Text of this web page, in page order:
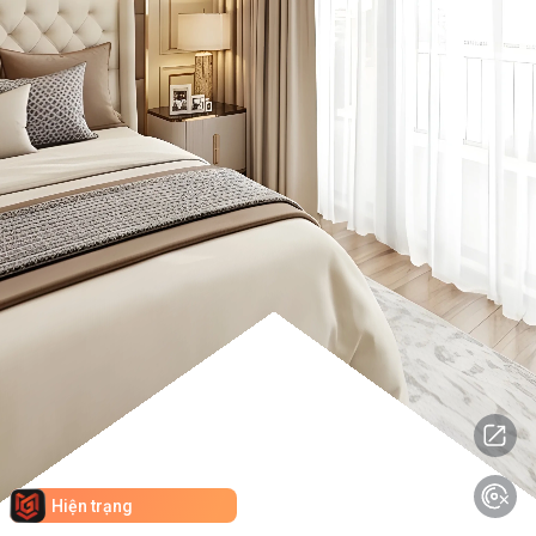
Hiện trạng